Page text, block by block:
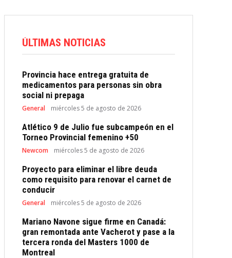
ÚLTIMAS NOTICIAS
Provincia hace entrega gratuita de
medicamentos para personas sin obra
social ni prepaga
General miércoles 5 de agosto de 2026
Atlético 9 de Julio fue subcampeón en el
Torneo Provincial femenino +50
Newcom miércoles 5 de agosto de 2026
Proyecto para eliminar el libre deuda
como requisito para renovar el carnet de
conducir
General miércoles 5 de agosto de 2026
Mariano Navone sigue firme en Canadá:
gran remontada ante Vacherot y pase a la
tercera ronda del Masters 1000 de
Montreal